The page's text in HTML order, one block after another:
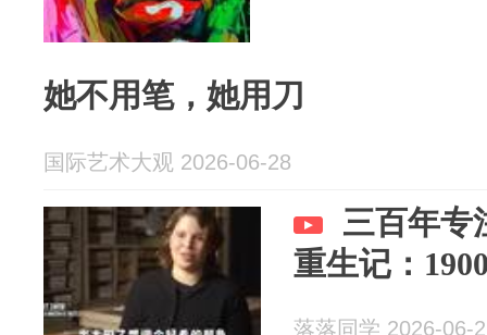
她不用笔，她用刀
国际艺术大观 2026-06-28
三百年专
重生记：
落落同学 2026-06-